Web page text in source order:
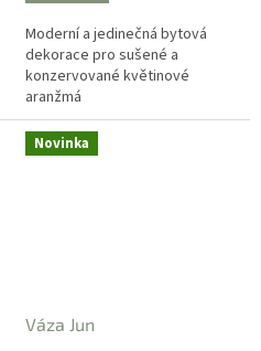
5
hvězdiček.
Moderní a jedinečná bytová
dekorace pro sušené a
konzervované květinové
aranžmá
Novinka
Váza Jun